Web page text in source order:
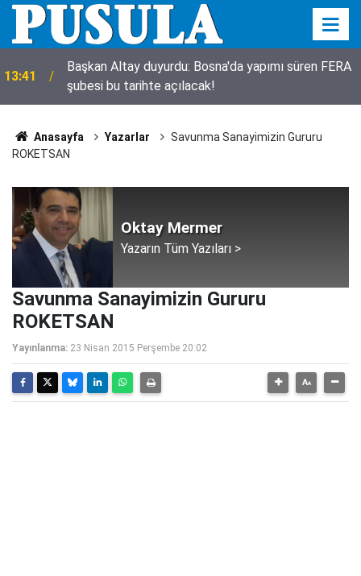
13:41
Başkan Altay duyurdu: Bosna'da yapımı süren FERA
şubesi bu tarihte açılacak!
Anasayfa Yazarlar
Savunma Sanayimizin Gururu
ROKETSAN
Oktay Mermer
Yazarın Tüm Yazıları >
Savunma Sanayimizin Gururu
ROKETSAN
Yayınlanma: 23 Nisan 2015 Perşembe 20:02